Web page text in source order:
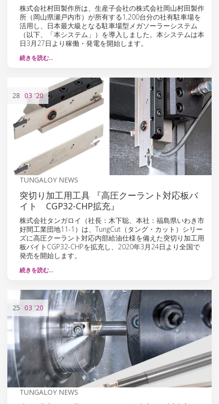
株式会社村田製作所は、生産子会社の株式会社岡山村田製作
所（岡山県瀬戸内市）が所有する1,200台分の社有駐車場を
活用し、日本最大級となる駐車場型メガソーラーシステム
（以下、「本システム」）を導入しました。本システムは本
日3月27日より稼働・発電を開始します。
続きを読む…
28 03 '20
TUNGALOY NEWS
突切り加工用工具 『高圧クーラント対応板バ
イト CGP32-CHP拡充』
株式会社タンガロイ（社長：木下聡、本社：福島県いわき市
好間工業団地11-1）は、TungCut（タング・カット）シリー
ズに高圧クーラント対応内部給油仕様を備えた突切り加工用
板バイトCGP32-CHPを拡充し、2020年3月24日より全国で
発売を開始します。
続きを読む…
25 03 '20
TUNGALOY NEWS